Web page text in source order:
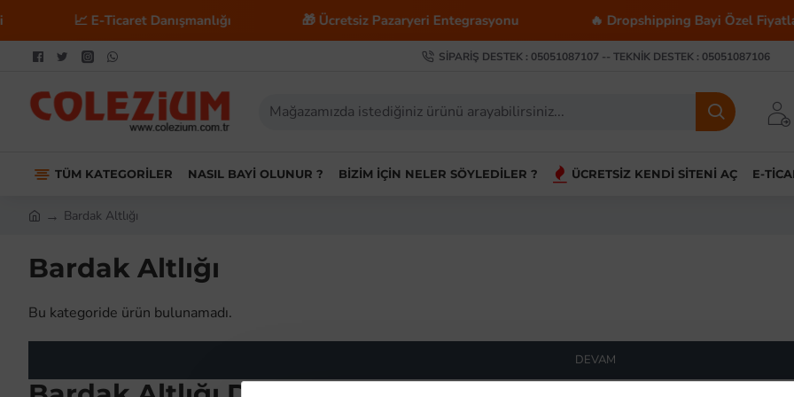
📈 E-Ticaret Danışmanlığı 🎁 Ücretsiz Pazaryeri Entegrasyonu 🔥 Dropshipping Bayi Özel Fiyatları
SIPARIŞ DESTEK : 05051087107 -- TEKNIK DESTEK : 05051087106
TÜM KATEGORILER NASIL BAYI OLUNUR ? BIZIM İÇIN NELER SÖYLEDILER ? ÜCRETSIZ KENDI SITENI AÇ E-
Bardak Altlığı
Bardak Altlığı
Bu kategoride ürün bulunamadı.
DEVAM